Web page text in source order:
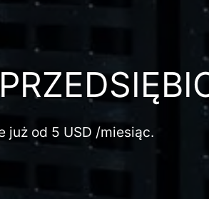
już od 5 USD /miesiąc.